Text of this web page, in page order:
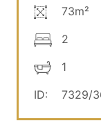
73m²
2
1
ID:
7329/